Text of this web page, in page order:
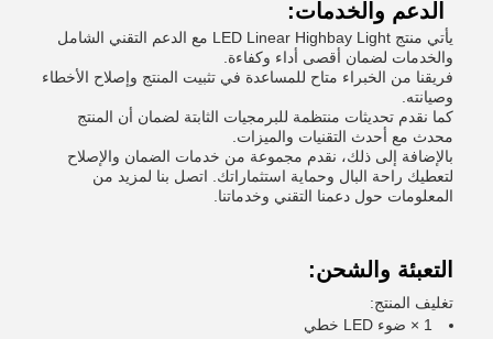
الدعم والخدمات:
يأتي منتج LED Linear Highbay Light مع الدعم التقني الشامل
والخدمات لضمان أقصى أداء وكفاءة.
فريقنا من الخبراء متاح للمساعدة في تثبيت المنتج وإصلاح الأخطاء
وصيانته.
كما نقدم تحديثات منتظمة للبرمجيات الثابتة لضمان أن المنتج
محدث مع أحدث التقنيات والميزات.
بالإضافة إلى ذلك، نقدم مجموعة من خدمات الضمان والإصلاح
لتعطيك راحة البال وحماية استثماراتك. اتصل بنا لمزيد من
المعلومات حول دعمنا التقني وخدماتنا.
التعبئة والشحن:
تغليف المنتج:
1 × ضوء LED خطي